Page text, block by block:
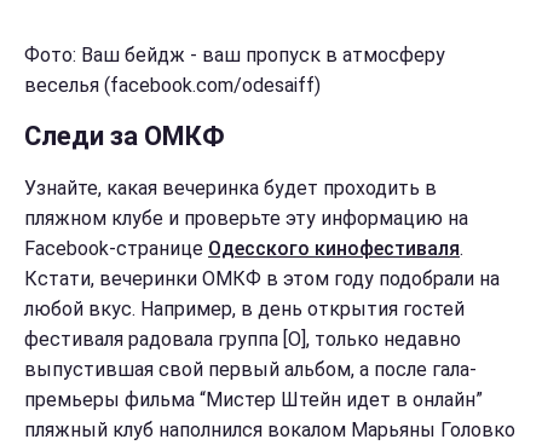
Фото: Ваш бейдж - ваш пропуск в атмосферу
веселья (facebook.com/odesaiff)
Следи за ОМКФ
Узнайте, какая вечеринка будет проходить в
пляжном клубе и проверьте эту информацию на
Facebook-странице Одесского кинофестиваля.
Кстати, вечеринки ОМКФ в этом году подобрали на
любой вкус. Например, в день открытия гостей
фестиваля радовала группа [O], только недавно
выпустившая свой первый альбом, а после гала-
премьеры фильма “Мистер Штейн идет в онлайн”
пляжный клуб наполнился вокалом Марьяны Головко